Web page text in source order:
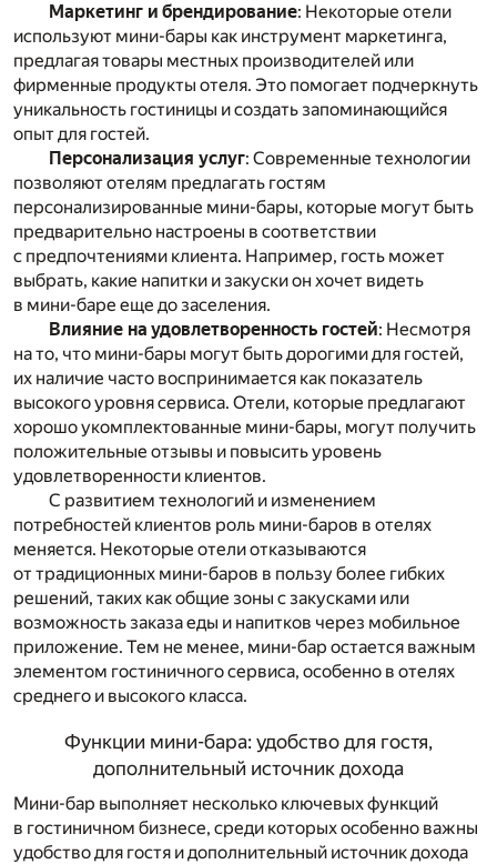
Маркетинг и брендирование: Некоторые отели
используют мини-бары как инструмент маркетинга,
предлагая товары местных производителей или
фирменные продукты отеля. Это помогает подчеркнуть
уникальность гостиницы и создать запоминающийся
опыт для гостей.
Персонализация услуг: Современные технологии
позволяют отелям предлагать гостям
персонализированные мини-бары, которые могут быть
предварительно настроены в соответствии
с предпочтениями клиента. Например, гость может
выбрать, какие напитки и закуски он хочет видеть
в мини-баре еще до заселения.
Влияние на удовлетворенность гостей: Несмотря
на то, что мини-бары могут быть дорогими для гостей,
их наличие часто воспринимается как показатель
высокого уровня сервиса. Отели, которые предлагают
хорошо укомплектованные мини-бары, могут получить
положительные отзывы и повысить уровень
удовлетворенности клиентов.
С развитием технологий и изменением
потребностей клиентов роль мини-баров в отелях
меняется. Некоторые отели отказываются
от традиционных мини-баров в пользу более гибких
решений, таких как общие зоны с закусками или
возможность заказа еды и напитков через мобильное
приложение. Тем не менее, мини-бар остается важным
элементом гостиничного сервиса, особенно в отелях
среднего и высокого класса.
Функции мини-бара: удобство для гостя,
дополнительный источник дохода
Мини-бар выполняет несколько ключевых функций
в гостиничном бизнесе, среди которых особенно важны
удобство для гостя и дополнительный источник дохода